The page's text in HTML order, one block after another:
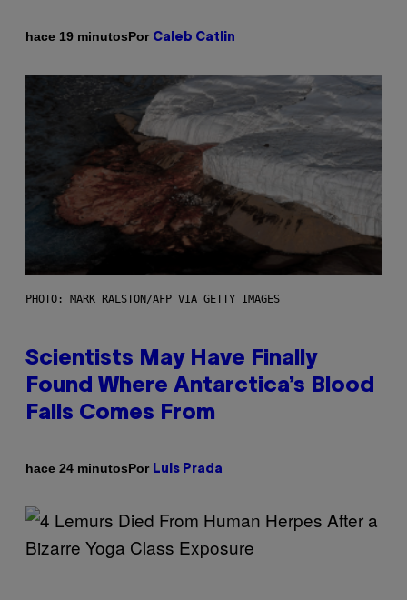
hace 19 minutosPor Caleb Catlin
PHOTO: MARK RALSTON/AFP VIA GETTY IMAGES
Scientists May Have Finally
Found Where Antarctica’s Blood
Falls Comes From
hace 24 minutosPor Luis Prada